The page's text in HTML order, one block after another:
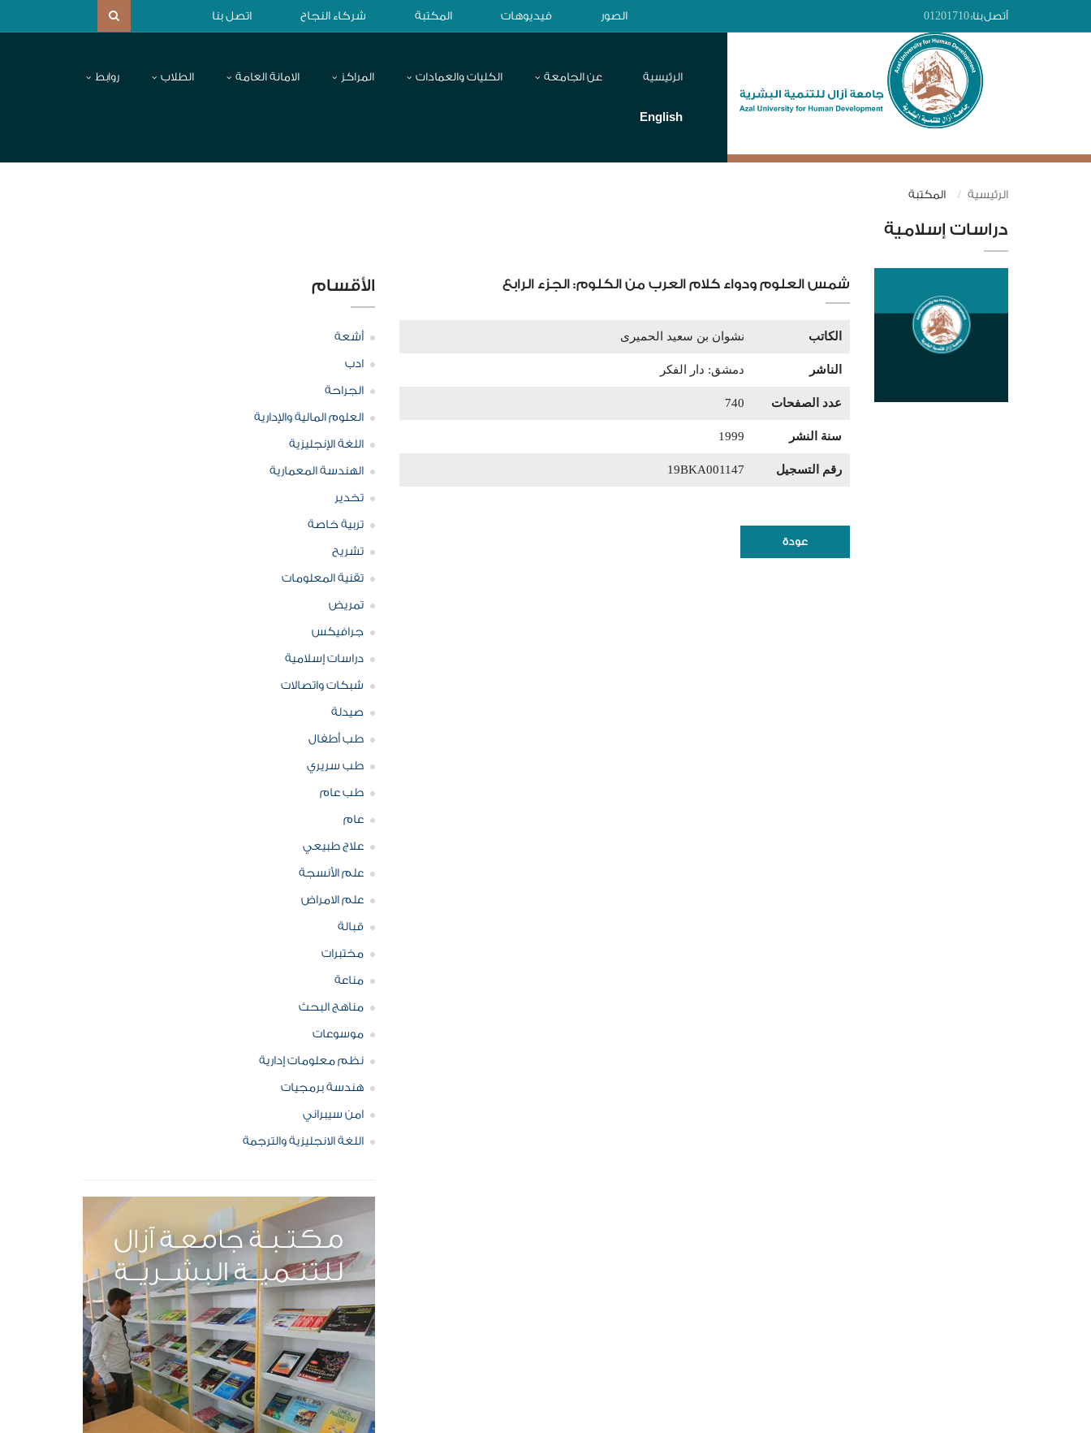
أتصل بنا:01201710 الصور فيديوهات المكتبة شركاء النجاح اتصل بنا
الرئيسية عن الجامعة الكليات والعمادات المراكز الامانة العامة الطلاب روابط
English
الرئيسية المكتبة
دراسات إسلامية
شمس العلوم ودواء كلام العرب من الكلوم: الجزء الرابع
الكاتب نشوان بن سعيد الحميرى
الناشر دمشق: دار الفكر
عدد الصفحات 740
سنة النشر 1999
رقم التسجيل 19BKA001147
عودة
الأقسام
أشعة
ادب
الجراحة
العلوم المالية والإدارية
اللغة الإنجليزية
الهندسة المعمارية
تخدير
تربية خاصة
تشريح
تقنية المعلومات
تمريض
جرافيكس
دراسات إسلامية
شبكات واتصالات
صيدلة
طب أطفال
طب سريري
طب عام
عام
علاج طبيعي
علم الأنسجة
علم الامراض
قبالة
مختبرات
مناعة
مناهج البحث
موسوعات
نظم معلومات إدارية
هندسة برمجيات
امن سيبراني
اللغة الانجليزية والترجمة